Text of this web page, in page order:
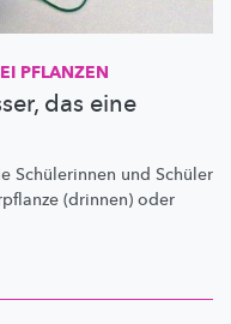
PFLANZEN
das eine
Schülerinnen und Schüler
(drinnen) oder